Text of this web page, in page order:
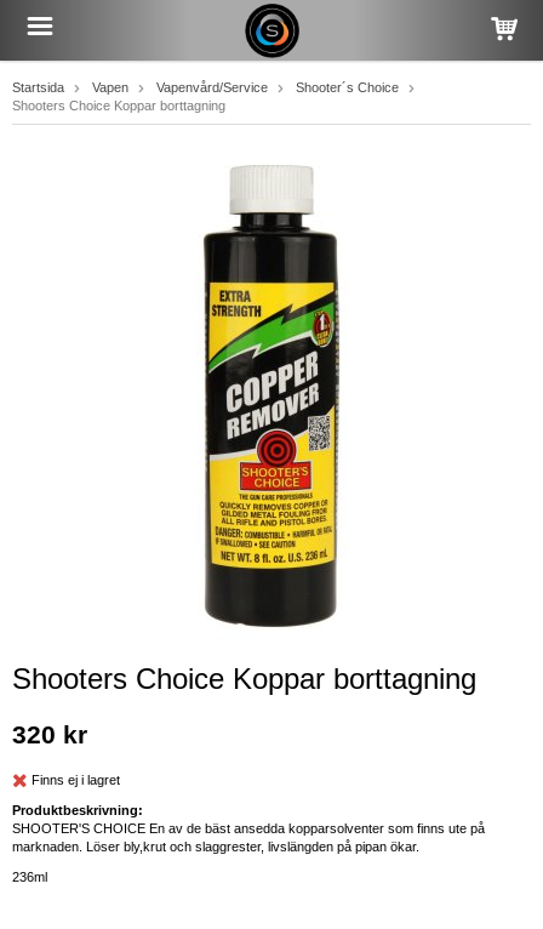
Startsida Vapen Vapenvård/Service
Shooter´s Choice
Shooters Choice Koppar borttagning
Shooters Choice Koppar borttagning
320 kr
Finns ej i lagret
Produktbeskrivning:
SHOOTER'S CHOICE En av de bäst ansedda kopparsolventer som finns ute på
marknaden. Löser bly,krut och slaggrester, livslängden på pipan ökar.
236ml